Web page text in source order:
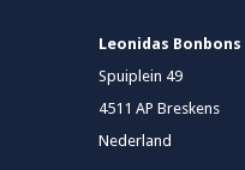
Leonidas Bonbons
Spuiplein 49
4511 AP Breskens
Nederland